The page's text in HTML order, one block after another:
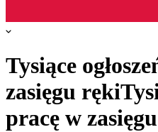
Tysiące
zasięgu ręki
pracę w